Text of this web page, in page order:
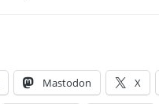
Mastodon X